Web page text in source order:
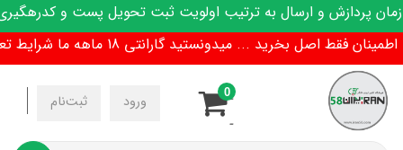
پردازش و ارسال به ترتیب اولویت ثبت تحویل پست و کدرهگیری
فقط اصل بخرید ... میدونستید گارانتی 18 ماهه ما شرایط تعویض هم داره !
ورود ثبت‌نام
-
-
0